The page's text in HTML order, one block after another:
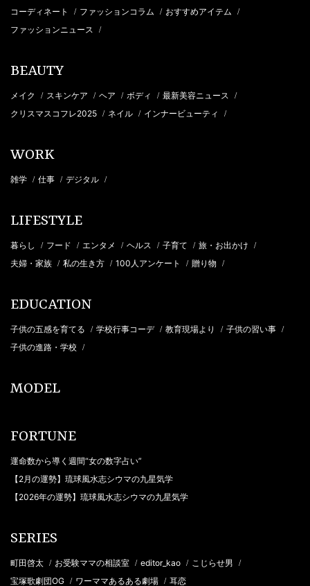
コーディネート / ファッションコラム / おすすめアイテム /
ファッションニュース /
BEAUTY
メイク / スキンケア / ヘア / ボディ / 最新美容ニュース /
クリスマスコフレ2025 / ネイル / インナービューティ /
WORK
雑学 / 仕事 / デジタル /
LIFESTYLE
暮らし / フード / エンタメ / ヘルス / 子育て / 旅・お出かけ /
夫婦・家族 / 私の生き方 / 100人アンケート / 贈り物 /
EDUCATION
子供の五感を育てる / 学校行事コーデ / 教育現場より / 子供の習い事 /
子供の進路・学校 /
MODEL
FORTUNE
運命数から導く週間“女の数字占い”
【2月の運勢】琉球風水志シウマの九星気学
【2026年の運勢】琉球風水志シウマの九星気学
SERIES
町田啓太 / お受験ママの相談室 / editor_kao / こじらせ男 /
宝塚歌劇団OG / ワーママあるある劇場 / 耳恋